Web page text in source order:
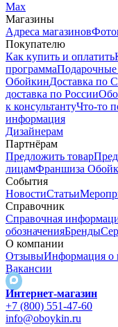
Max
Магазины
Адреса магазинов
Покупателю
Как купить и оплатить
программа
ОбойкинДоставка по
доставка по России
к консультантуЧто-то
информация
Дизайнерам
Партнёрам
Предложить товар
лицамФраншиза
События
НовостиСтатьи
Справочник
Справочная
обозначенияБренды
О компании
ОтзывыИнформация о
Вакансии
Интернет-магазин
+7 (800) 551-47-60
info@oboykin.ru